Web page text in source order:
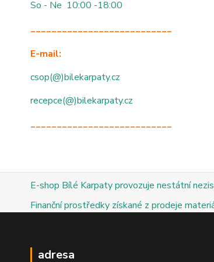
So - Ne 10:00 -18:00
___________________________
E-mail:
csop(@)bilekarpaty.cz
recepce(@)bilekarpaty.cz
___________________________
E-shop Bílé Karpaty provozuje nestátní
Finanční prostředky získané z prodeje
adresa